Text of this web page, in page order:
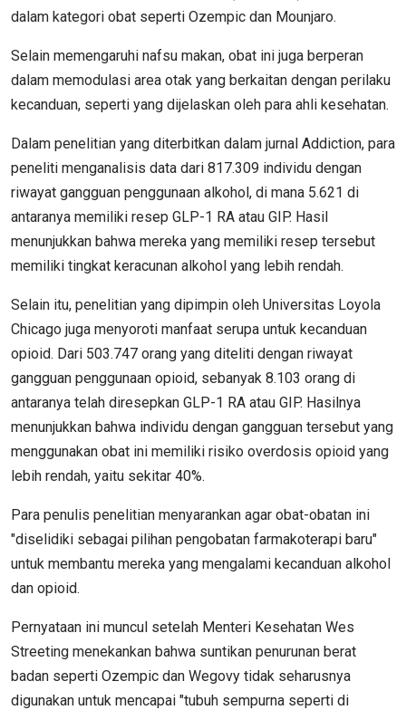
dalam kategori obat seperti Ozempic dan Mounjaro.
Selain memengaruhi nafsu makan, obat ini juga berperan
dalam memodulasi area otak yang berkaitan dengan perilaku
kecanduan, seperti yang dijelaskan oleh para ahli kesehatan.
Dalam penelitian yang diterbitkan dalam jurnal Addiction, para
peneliti menganalisis data dari 817.309 individu dengan
riwayat gangguan penggunaan alkohol, di mana 5.621 di
antaranya memiliki resep GLP-1 RA atau GIP. Hasil
menunjukkan bahwa mereka yang memiliki resep tersebut
memiliki tingkat keracunan alkohol yang lebih rendah.
Selain itu, penelitian yang dipimpin oleh Universitas Loyola
Chicago juga menyoroti manfaat serupa untuk kecanduan
opioid. Dari 503.747 orang yang diteliti dengan riwayat
gangguan penggunaan opioid, sebanyak 8.103 orang di
antaranya telah diresepkan GLP-1 RA atau GIP. Hasilnya
menunjukkan bahwa individu dengan gangguan tersebut yang
menggunakan obat ini memiliki risiko overdosis opioid yang
lebih rendah, yaitu sekitar 40%.
Para penulis penelitian menyarankan agar obat-obatan ini
"diselidiki sebagai pilihan pengobatan farmakoterapi baru"
untuk membantu mereka yang mengalami kecanduan alkohol
dan opioid.
Pernyataan ini muncul setelah Menteri Kesehatan Wes
Streeting menekankan bahwa suntikan penurunan berat
badan seperti Ozempic dan Wegovy tidak seharusnya
digunakan untuk mencapai "tubuh sempurna seperti di